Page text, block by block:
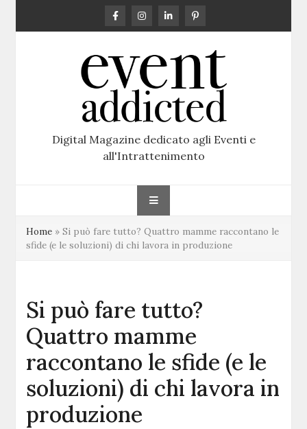
Digital Magazine dedicato agli Eventi e
all'Intrattenimento
Home »Si può fare tutto? Quattro mamme raccontano le
sfide (e le soluzioni) di chi lavora in produzione
Si può fare tutto?
Quattro mamme
raccontano le sfide (e le
soluzioni) di chi lavora in
produzione